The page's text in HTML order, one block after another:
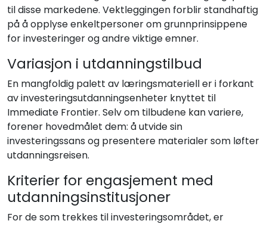
til disse markedene. Vektleggingen forblir standhaftig
på å opplyse enkeltpersoner om grunnprinsippene
for investeringer og andre viktige emner.
Variasjon i utdanningstilbud
En mangfoldig palett av læringsmateriell er i forkant
av investeringsutdanningsenheter knyttet til
Immediate Frontier. Selv om tilbudene kan variere,
forener hovedmålet dem: å utvide sin
investeringssans og presentere materialer som løfter
utdanningsreisen.
Kriterier for engasjement med
utdanningsinstitusjoner
For de som trekkes til investeringsområdet, er